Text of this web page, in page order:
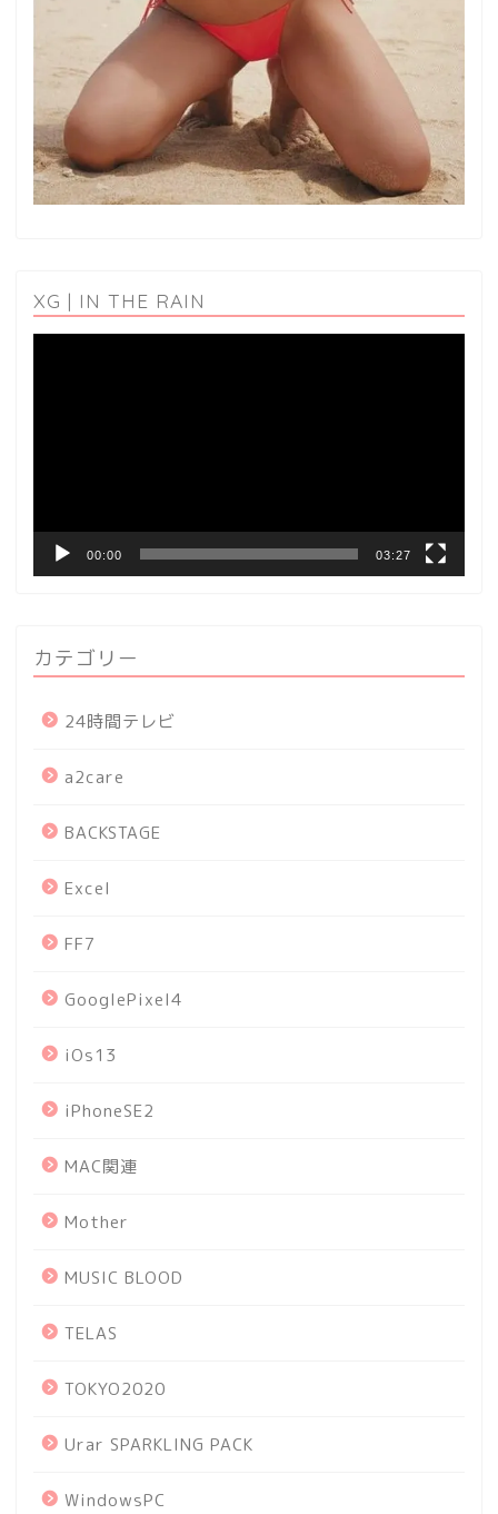
XG | IN THE RAIN
00:00 03:27
カテゴリー
24時間テレビ
a2care
BACKSTAGE
Excel
FF7
GooglePixel4
iOs13
iPhoneSE2
MAC関連
Mother
MUSIC BLOOD
TELAS
TOKYO2020
Urar SPARKLING PACK
WindowsPC